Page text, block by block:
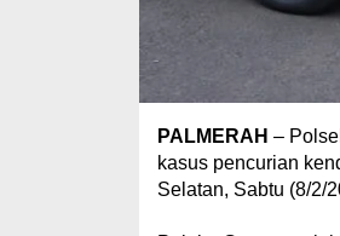
PALMERAH –
kasus pencurian
Selatan, Sabtu (8/2/